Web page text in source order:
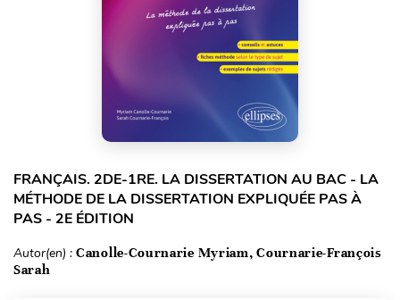
FRANÇAIS. 2DE-1RE. LA DISSERTATION AU BAC - LA
MÉTHODE DE LA DISSERTATION EXPLIQUÉE PAS À
PAS - 2E ÉDITION
Autor(en) : Canolle-Cournarie Myriam, Cournarie-François
Sarah